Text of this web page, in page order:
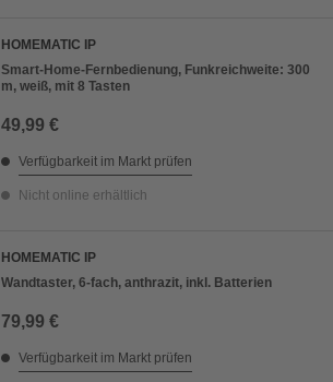
HOMEMATIC IP
Smart-Home-Fernbedienung, Funkreichweite: 300
m, weiß, mit 8 Tasten
49,99 €
Verfügbarkeit im Markt prüfen
Nicht online erhältlich
HOMEMATIC IP
Wandtaster, 6-fach, anthrazit, inkl. Batterien
79,99 €
Verfügbarkeit im Markt prüfen